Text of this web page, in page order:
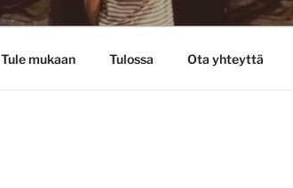
Tule mukaan Tulossa Ota yhteyttä